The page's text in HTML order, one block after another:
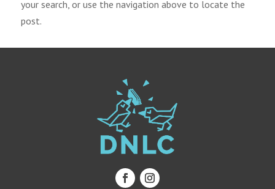
your search, or use the navigation above to locate the
post.